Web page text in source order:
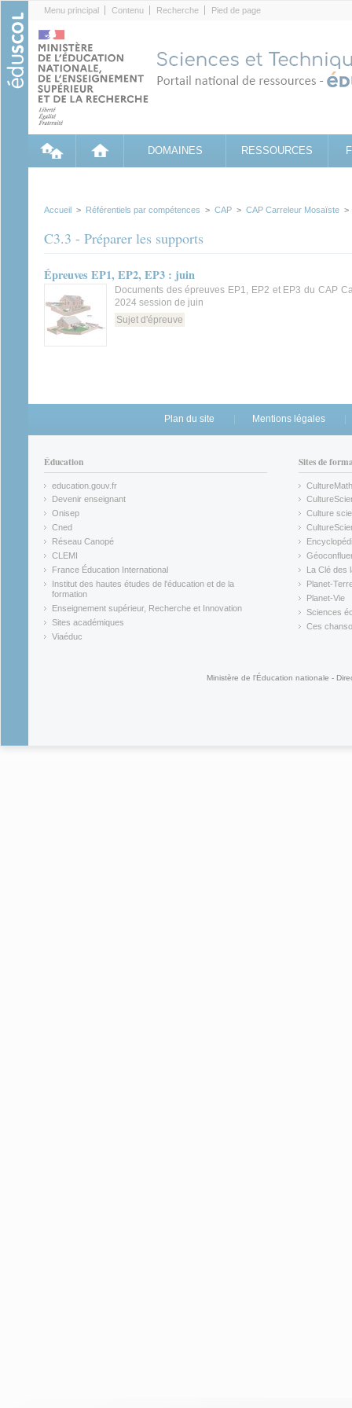
Menu principal Contenu Recherche Pied de page
DOMAINES RESSOURCES
Accueil > Référentiels par compétences > CAP > CAP Carreleur Mosaïste
C3.3 - Préparer les supports
Épreuves EP1, EP2, EP3 : juin
Documents des épreuves EP1, EP2 et EP3 du CAP
2024 session de juin
Sujet d'épreuve
Plan du site Mentions légales
Éducation
education.gouv.fr
(link is external)
Devenir enseignant
(link is external)
Onisep
(link is external)
Cned
(link is external)
Réseau Canopé
(link is external)
CLEMI
(link is external)
France Éducation International
(link is external)
Institut des hautes études de l'éducation et de la
formation
(link is external)
Enseignement supérieur, Recherche et Innovation
(link is external)
Sites académiques
(link is external)
Viaéduc
Sites de
CultureMath
(link is
(link is
Culture
(link is
(link is
(link is
La Clé des
(link is
Planet-
(link is
Planet-Vie
(link is
Sciences
(link is
Ces
Ministère de l'Éducation nationale -